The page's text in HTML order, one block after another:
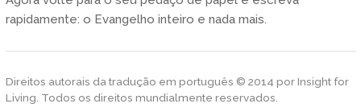
rapidamente: o Evangelho inteiro e nada mais.
Direitos autorais da tradução em português © 2014 por Insight for
Living. Todos os direitos mundialmente reservados.